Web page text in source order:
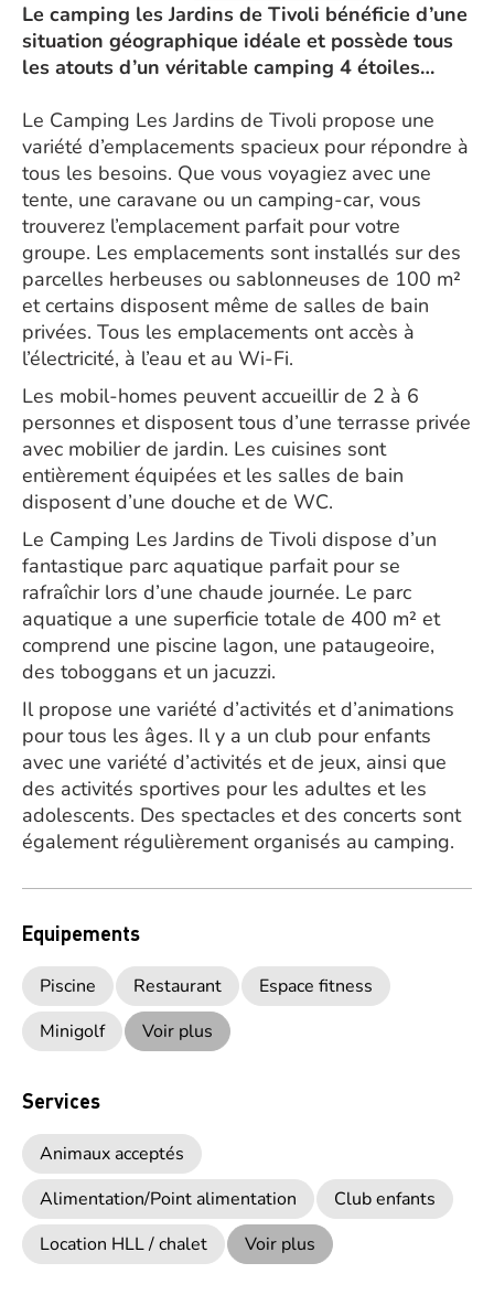
Le camping les Jardins de Tivoli bénéficie d’une
situation géographique idéale et possède tous
les atouts d’un véritable camping 4 étoiles…
Le Camping Les Jardins de Tivoli propose une
variété d’emplacements spacieux pour répondre à
tous les besoins. Que vous voyagiez avec une
tente, une caravane ou un camping-car, vous
trouverez l’emplacement parfait pour votre
groupe. Les emplacements sont installés sur des
parcelles herbeuses ou sablonneuses de 100 m²
et certains disposent même de salles de bain
privées. Tous les emplacements ont accès à
l’électricité, à l’eau et au Wi-Fi.
Les mobil-homes peuvent accueillir de 2 à 6
personnes et disposent tous d’une terrasse privée
avec mobilier de jardin. Les cuisines sont
entièrement équipées et les salles de bain
disposent d’une douche et de WC.
Le Camping Les Jardins de Tivoli dispose d’un
fantastique parc aquatique parfait pour se
rafraîchir lors d’une chaude journée. Le parc
aquatique a une superficie totale de 400 m² et
comprend une piscine lagon, une pataugeoire,
des toboggans et un jacuzzi.
Il propose une variété d’activités et d’animations
pour tous les âges. Il y a un club pour enfants
avec une variété d’activités et de jeux, ainsi que
des activités sportives pour les adultes et les
adolescents. Des spectacles et des concerts sont
également régulièrement organisés au camping.
Equipements
Piscine Restaurant
Espace fitness
Minigolf
Voir plus
Services
Animaux acceptés
Alimentation/Point alimentation
Club enfants
Location HLL / chalet
Voir plus